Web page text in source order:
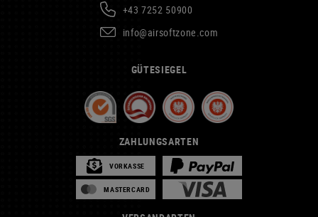
+43 7252 50900
info@airsoftzone.com
GÜTESIEGEL
ZAHLUNGSARTEN
VORKASSE
MASTERCARD